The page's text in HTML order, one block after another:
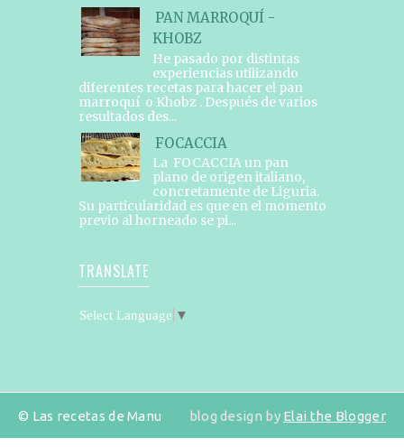
PAN MARROQUÍ -
KHOBZ
He pasado por distintas
experiencias utilizando
diferentes recetas para hacer el pan
marroquí o Khobz . Después de varios
resultados des...
FOCACCIA
La FOCACCIA un pan
plano de origen italiano,
concretamente de Liguria.
Su particularidad es que en el momento
previo al horneado se pi...
TRANSLATE
Select Language ▼
© Las recetas de Manu blog design by Elai the Blogger